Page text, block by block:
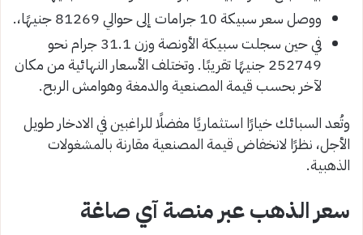
ووصل سعر سبيكة 10 جرامات إلى حوالي 81269 جنيهًا،.
في حين سجلت سبيكة الأونصة وزن 31.1 جرام نحو
252749 جنيهًا تقريبًا. وتختلف الأسعار النهائية من مكان
لآخر بحسب قيمة المصنعية والدمغة وهوامش الربح.
وتُعد السبائك خيارًا استثماريًا مفضلًا للراغبين في الادخار طويل
الأجل، نظرًا لانخفاض قيمة المصنعية مقارنة بالمشغولات
الذهبية.
سعر الذهب عبر منصة آي صاغة